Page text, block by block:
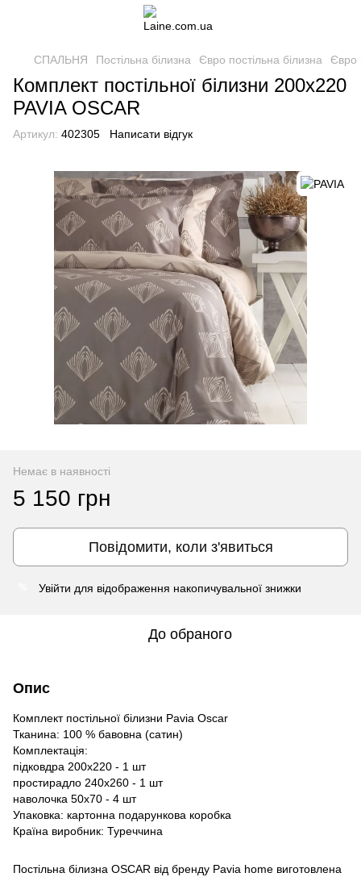
СПАЛЬНЯ Постільна білизна Євро постільна білизна Євро
Комплект постільної білизни 200x220
PAVIA OSCAR
Артикул: 402305 Написати відгук
Немає в наявності
5 150 грн
Повідомити, коли з'явиться
Увійти для відображення накопичувальної знижки
До обраного
Опис
Комплект постільної білизни Pavia Oscar
Тканина: 100 % бавовна (сатин)
Комплектація:
підковдра 200х220 - 1 шт
простирадло 240х260 - 1 шт
наволочка 50х70 - 4 шт
Упаковка: картонна подарункова коробка
Країна виробник: Туреччина
Постільна білизна OSCAR від бренду Pavia home виготовлена